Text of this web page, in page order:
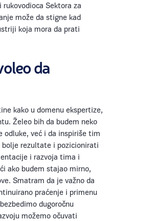
rukovodioca Sektora za
može da stigne kad
koja mora da prati
da
kako u domenu ekspertize,
Želeo bih da budem neko
odluke, već i da inspiriše tim
bolje rezultate i pozicionirati
i razvoja tima i
ako budem stajao mirno,
Smatram da je važno da
praćenje i primenu
dugoročnu
možemo očuvati